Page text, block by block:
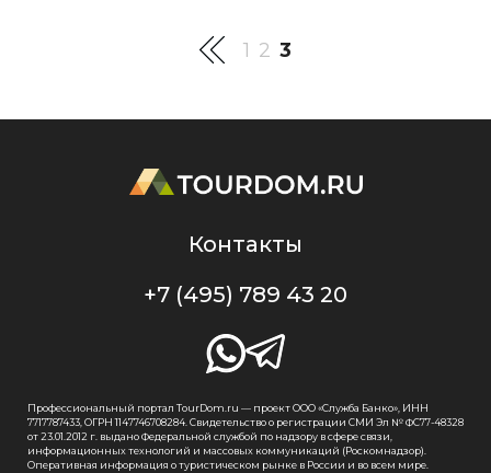
1 2 3
Контакты
+7 (495) 789 43 20
Профессиональный портал TourDom.ru — проект ООО «Служба Банко», ИНН
7717787433, ОГРН 1147746708284. Свидетельство о регистрации СМИ Эл № ФС77-48328
от 23.01.2012 г. выдано Федеральной службой по надзору в сфере связи,
информационных технологий и массовых коммуникаций (Роскомнадзор).
Оперативная информация о туристическом рынке в России и во всем мире.